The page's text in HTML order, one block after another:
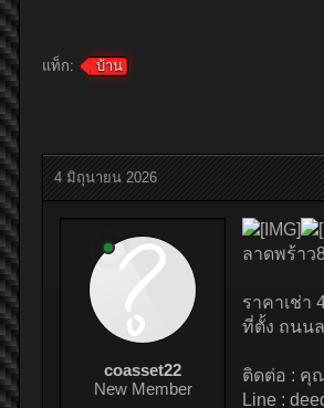
แท็ก: บ้าน
4 มิถุนายน 2026
coasset22
New Member
ลาดพร้าว
ราคาเช่า
ที่ตั้ง ถนน
ติดต่อ : คุ
Line :